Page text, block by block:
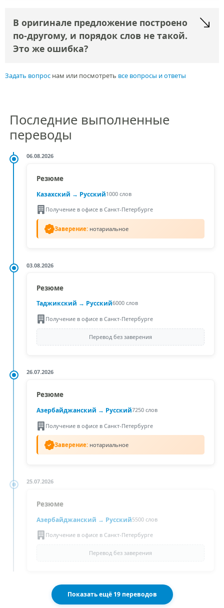
В оригинале предложение построено
по-другому, и порядок слов не такой.
Это же ошибка?
Задать вопроснам или посмотреть все вопросы и ответы
Последние выполненные
переводы
06.08.2026
Резюме
Казахский → Русский1000 слов
Получение в офисе в Санкт-Петербурге
Заверение:нотариальное
03.08.2026
Резюме
Таджикский → Русский6000 слов
Получение в офисе в Санкт-Петербурге
Перевод без заверения
26.07.2026
Резюме
Азербайджанский → Русский7250 слов
Получение в офисе в Санкт-Петербурге
Заверение:нотариальное
25.07.2026
Резюме
Азербайджанский → Русский5500 слов
Получение в офисе в Санкт-Петербурге
Перевод без заверения
Показать ещё 19 переводов